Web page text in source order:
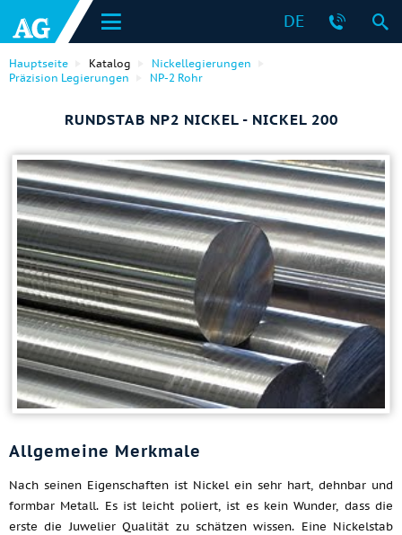
DE
Hauptseite Katalog
Nickellegierungen
Präzision Legierungen
NP-2 Rohr
RUNDSTAB NP2 NICKEL - NICKEL 200
Allgemeine Merkmale
Nach seinen Eigenschaften ist Nickel ein sehr hart, dehnbar und
formbar Metall. Es ist leicht poliert, ist es kein Wunder, dass die
erste die Juwelier Qualität zu schätzen wissen. Eine Nickelstab